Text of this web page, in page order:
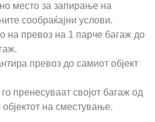
место за запирање на
сообраќајни услови.
на превоз на 1 парче багаж до
превоз до самиот објект
пренесуваат својот багаж од
на сместување.